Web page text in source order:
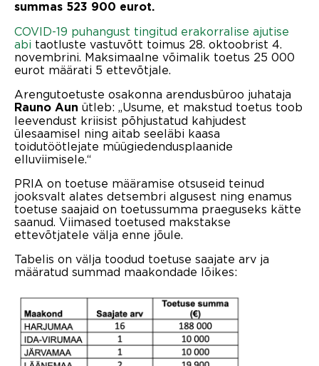
summas 523 900 eurot.
COVID-19 puhangust tingitud erakorralise ajutise
abi taotluste vastuvõtt toimus 28. oktoobrist 4.
novembrini. Maksimaalne võimalik toetus 25 000
eurot määrati 5 ettevõtjale.
Arengutoetuste osakonna arendusbüroo juhataja
Rauno Aun ütleb: „Usume, et makstud toetus toob
leevendust kriisist põhjustatud kahjudest
ülesaamisel ning aitab seeläbi kaasa
toidutöötlejate müügiedendusplaanide
elluviimisele.“
PRIA on toetuse määramise otsuseid teinud
jooksvalt alates detsembri algusest ning enamus
toetuse saajaid on toetussumma praeguseks kätte
saanud. Viimased toetused makstakse
ettevõtjatele välja enne jõule.
Tabelis on välja toodud toetuse saajate arv ja
määratud summad maakondade lõikes: